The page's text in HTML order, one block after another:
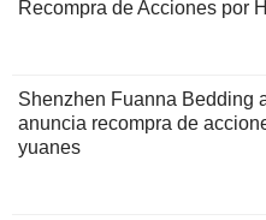
Recompra de Acciones por
Shenzhen Fuanna Bedding
anuncia recompra de
yuanes